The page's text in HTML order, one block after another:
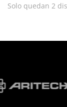
Solo quedan 2